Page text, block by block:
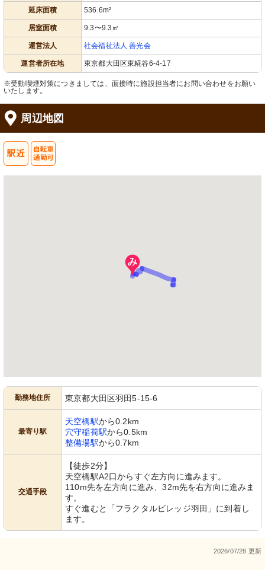
延床面積 536.6m²
居室面積 9.3〜9.3㎡
運営法人 社会福祉法人 善光会
運営者所在地 東京都大田区東糀谷6-4-17
※受動喫煙対策につきましては、面接時に施設担当者にお問い合わせをお願い
いたします。
周辺地図
勤務地住所 東京都大田区羽田5-15-6
最寄り駅
天空橋駅から0.2km
穴守稲荷駅から0.5km
整備場駅から0.7km
交通手段
【徒歩2分】
天空橋駅A2口からすぐ左方向に進みます。
110m先を左方向に進み、32m先を右方向に進みま
す。
すぐ進むと「フラクタルビレッジ羽田」に到着し
ます。
2026/07/28 更新